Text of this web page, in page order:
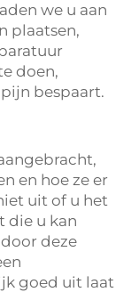
we u aan
plaatsen,
doen,
bespaart.
en hoe ze er
uit of u het
die u kan
deze
goed uit laat